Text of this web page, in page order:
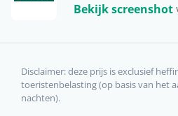
Bekijk screenshot
Disclaimer: deze prijs is exclusief
toeristenbelasting (op basis van het
nachten).